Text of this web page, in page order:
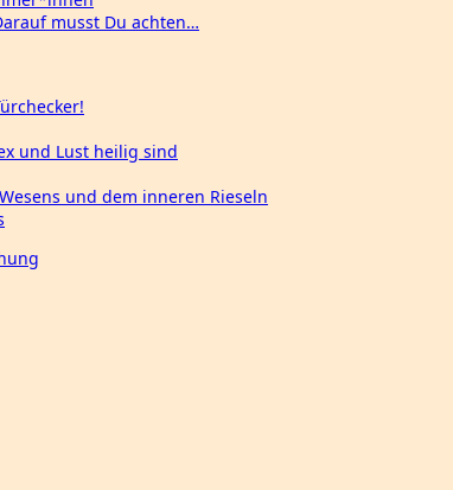
musst Du achten…
und Lust heilig sind
und dem inneren Rieseln